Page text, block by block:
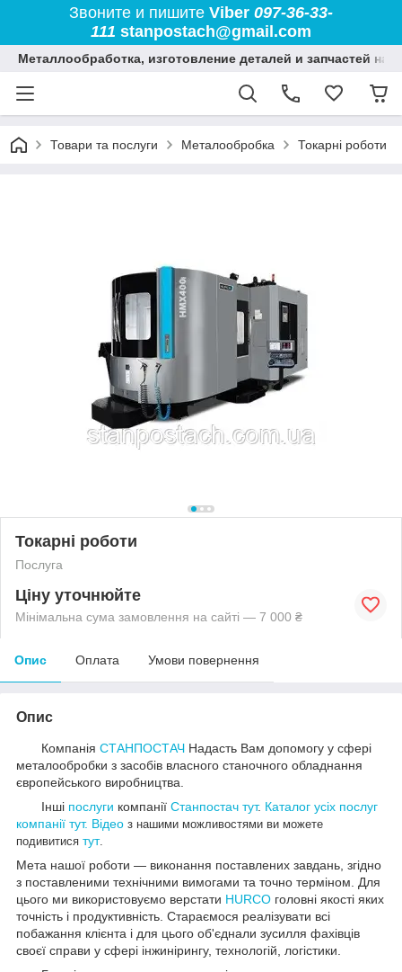
Звоните и пишите Viber 097-36-33-
111 stanpostach@gmail.com
Металлообработка, изготовление деталей и запчастей на
Товари та послуги Металообробка Токарні роботи
Токарні роботи
Послуга
Ціну уточнюйте
Мінімальна сума замовлення на сайті — 7 000 ₴
Опис Оплата Умови повернення
Опис
Компанія СТАНПОСТАЧ Надасть Вам допомогу у сфері
металообробки з засобів власного станочного обладнання
європейського виробництва.
Інші послуги компанії Станпостач тут. Каталог усіх послуг
компанії тут. Відео з нашими можливостями ви можете
подивитися тут.
Мета нашої роботи — виконання поставлених завдань, згідно
з поставленими технічними вимогами та точно терміном. Для
цього ми використовуємо верстати HURCO головні якості яких
точність і продуктивність. Стараємося реалізувати всі
побажання клієнта і для цього об'єднали зусилля фахівців
своєї справи у сфері інжинірингу, технологій, логістики.